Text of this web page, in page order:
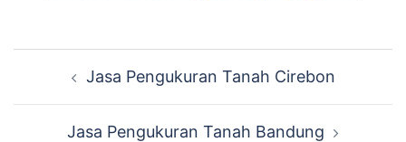
TulisanJasa Pengukuran Tanah Cirebon
Jasa Pengukuran Tanah Bandung